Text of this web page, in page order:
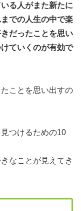
る人がまた新たに
での人生の中で楽
だったことを思い
ていくのが有効で
ことを思い出すの
つけるための10
なことが見えてき